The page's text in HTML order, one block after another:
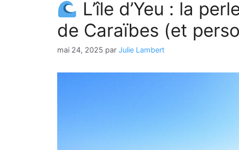
L’île d’Yeu : la
de Caraïbes (et
mai 24, 2025 par Julie Lambert